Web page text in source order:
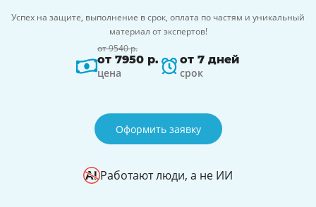
Успех на защите, выполнение в срок, оплата по частям и уникальный
материал от экспертов!
от 9540 р.
от 7950 р.
цена
от 7 дней
срок
Оформить заявку
Работают люди, а не ИИ